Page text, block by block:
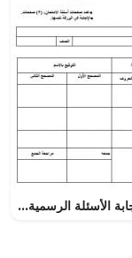
امتحان وإجابة الأسئلة الرسمية للفصل الدراسي الثاني الدور الأول (رياضيات) الثامن